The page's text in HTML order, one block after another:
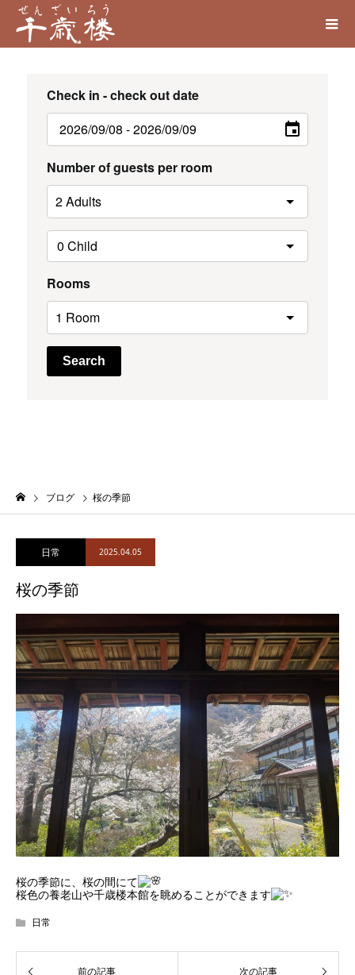
Check in - check out date
Number of guests per room
Rooms
Search
ブログ 桜の季節
日常 2025.04.05
桜の季節
桜の季節に、桜の間にて
桜色の養老山や千歳楼本館を眺めることができます
日常